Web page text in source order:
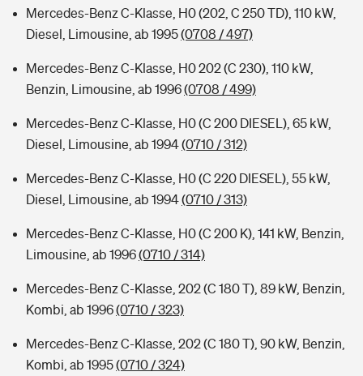
Mercedes-Benz C-Klasse, H0 (202, C 250 TD), 110 kW,
Diesel, Limousine, ab 1995(0708 / 497)
Mercedes-Benz C-Klasse, H0 202 (C 230), 110 kW,
Benzin, Limousine, ab 1996(0708 / 499)
Mercedes-Benz C-Klasse, H0 (C 200 DIESEL), 65 kW,
Diesel, Limousine, ab 1994(0710 / 312)
Mercedes-Benz C-Klasse, H0 (C 220 DIESEL), 55 kW,
Diesel, Limousine, ab 1994(0710 / 313)
Mercedes-Benz C-Klasse, H0 (C 200 K), 141 kW, Benzin,
Limousine, ab 1996(0710 / 314)
Mercedes-Benz C-Klasse, 202 (C 180 T), 89 kW, Benzin,
Kombi, ab 1996(0710 / 323)
Mercedes-Benz C-Klasse, 202 (C 180 T), 90 kW, Benzin,
Kombi, ab 1995(0710 / 324)